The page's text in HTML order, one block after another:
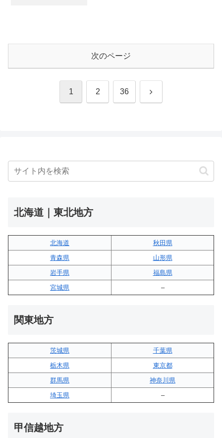
次のページ
1 2 36 次
北海道｜東北地方
北海道
秋田県
青森県
山形県
岩手県
福島県
宮城県
–
関東地方
茨城県
千葉県
栃木県
東京都
群馬県
神奈川県
埼玉県
–
甲信越地方